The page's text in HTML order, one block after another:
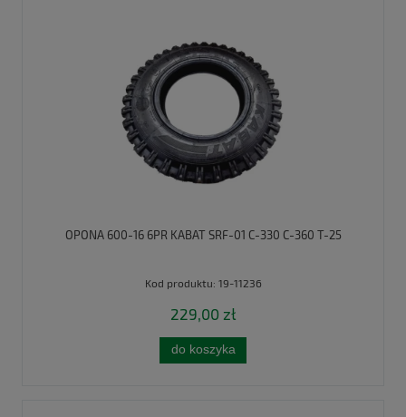
OPONA 600-16 6PR KABAT SRF-01 C-330 C-360 T-25
Kod produktu: 19-11236
229,00 zł
do koszyka